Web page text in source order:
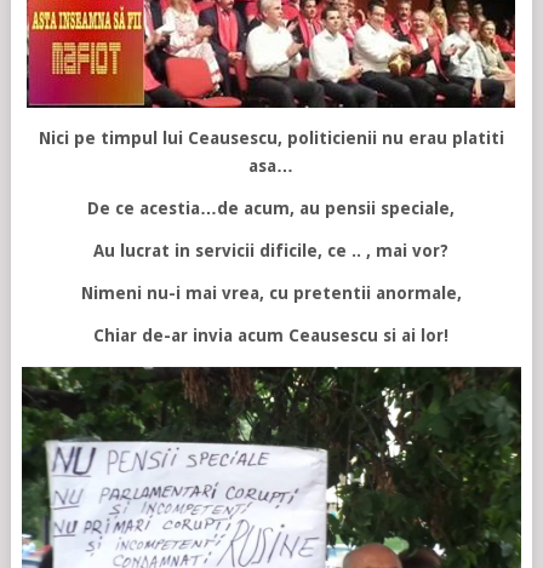
Nici pe timpul lui Ceausescu, politicienii nu erau platiti
asa…
De ce acestia…de acum, au pensii speciale,
Au lucrat in servicii dificile, ce .. , mai vor?
Nimeni nu-i mai vrea, cu pretentii anormale,
Chiar de-ar invia acum Ceausescu si ai lor!